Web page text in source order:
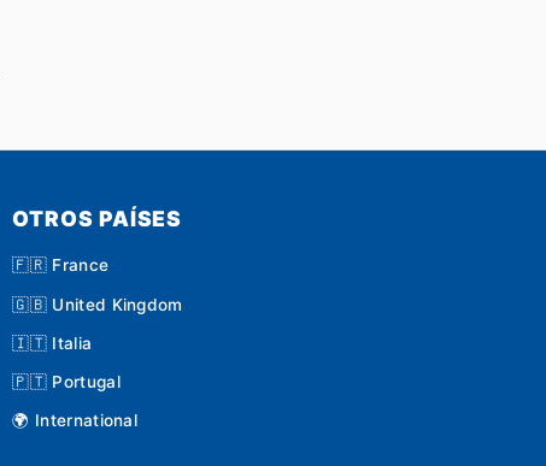
OTROS PAÍSES
🇫🇷 France
🇬🇧 United Kingdom
🇮🇹 Italia
🇵🇹 Portugal
🌍 International